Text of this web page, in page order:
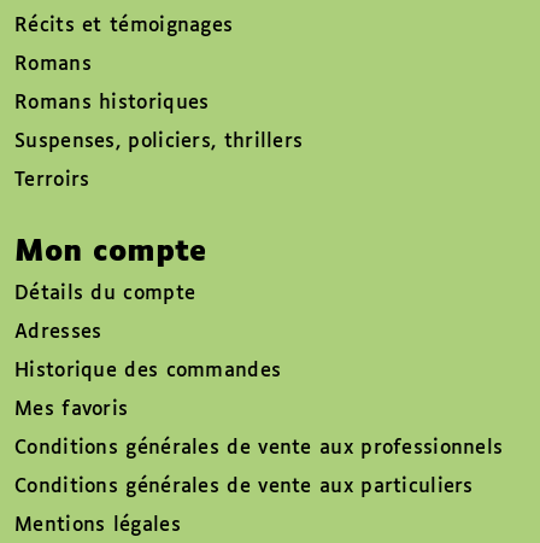
Récits et témoignages
Romans
Romans historiques
Suspenses, policiers, thrillers
Terroirs
Mon compte
Détails du compte
Adresses
Historique des commandes
Mes favoris
Conditions générales de vente aux professionnels
Conditions générales de vente aux particuliers
Mentions légales